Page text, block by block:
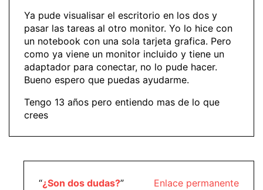
Ya pude visualisar el escritorio en los dos y
pasar las tareas al otro monitor. Yo lo hice con
un notebook con una sola tarjeta grafica. Pero
como ya viene un monitor incluido y tiene un
adaptador para conectar, no lo pude hacer.
Bueno espero que puedas ayudarme.
Tengo 13 años pero entiendo mas de lo que
crees
Enlace permanente
“¿Son dos dudas?”